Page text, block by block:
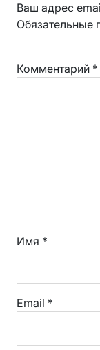
Ваш адрес
Обязательные
Комментарий *
Имя *
Email *